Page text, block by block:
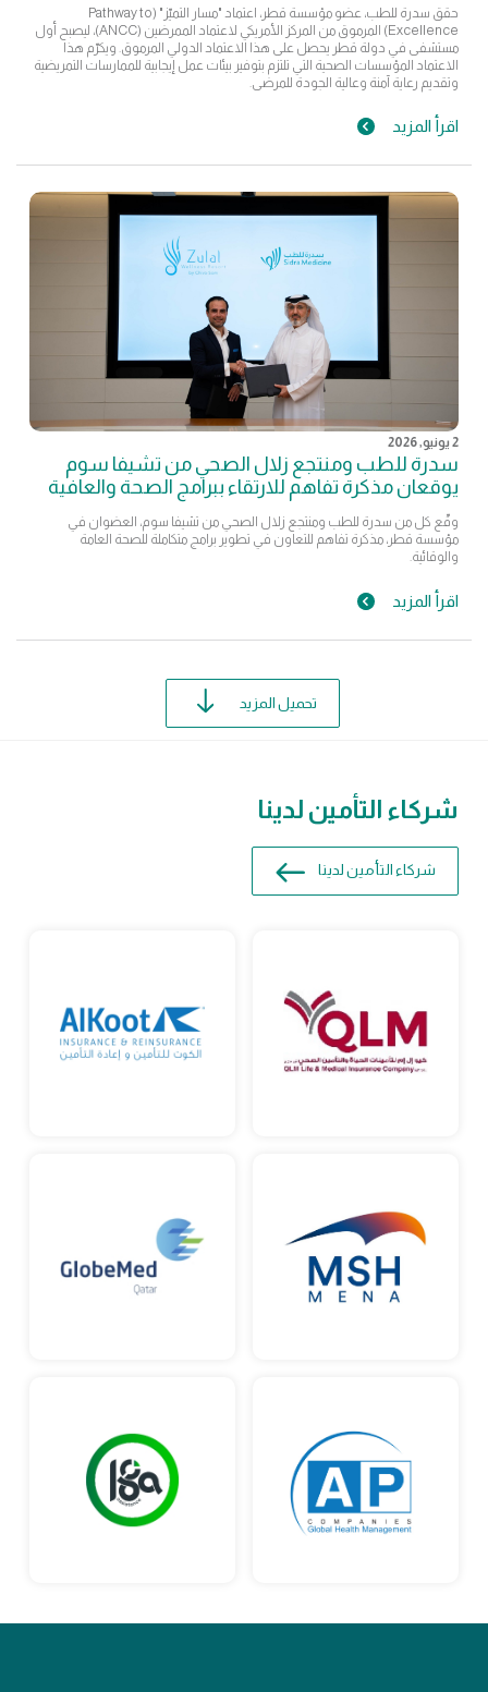
حقق سدرة للطب، عضو مؤسسة قطر، اعتماد "مسار التميّز" (Pathway to
Excellence) المرموق من المركز الأمريكي لاعتماد الممرضين (ANCC)، ليصبح أول
مستشفى في دولة قطر يحصل على هذا الاعتماد الدولي المرموق. ويكرّم هذا
الاعتماد المؤسسات الصحية التي تلتزم بتوفير بيئات عمل إيجابية للممارسات التمريضية
وتقديم رعاية آمنة وعالية الجودة للمرضى.
اقرأ المزيد
2 يونيو, 2026
سدرة للطب ومنتجع زلال الصحي من تشيفا سوم
يوقعان مذكرة تفاهم للارتقاء ببرامج الصحة والعافية
وقّع كل من سدرة للطب ومنتجع زلال الصحي من تشيفا سوم، العضوان في
مؤسسة قطر، مذكرة تفاهم للتعاون في تطوير برامج متكاملة للصحة العامة
والوقائية.
اقرأ المزيد
تحميل المزيد
شركاء التأمين لدينا
شركاء التأمين لدينا